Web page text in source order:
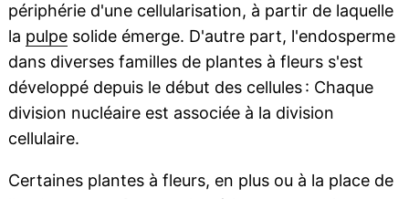
périphérie d'une cellularisation, à partir de laquelle
la pulpesolide émerge. D'autre part, l'endosperme
dans diverses familles de plantes à fleurs s'est
développé depuis le début des cellules : Chaque
division nucléaire est associée à la division
cellulaire.
Certaines plantes à fleurs, en plus ou à la place de